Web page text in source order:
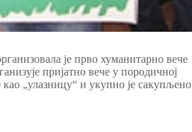
је прво хуманитарно вече
пријатно вече у породичној
„улазницу“ и укупно је сакупљено